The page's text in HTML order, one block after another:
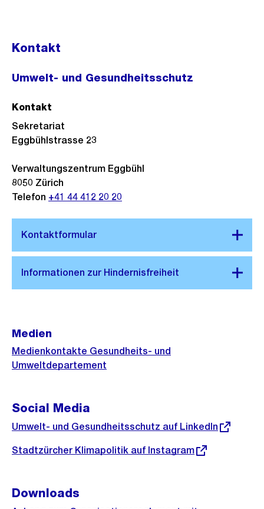
Kontakt
Umwelt- und Gesundheitsschutz
Kontakt
Sekretariat
Eggbühlstrasse 23
Verwaltungszentrum Eggbühl
8050 Zürich
Telefon +41 44 412 20 20
Medien
Medienkontakte Gesundheits- und
Umweltdepartement
Social Media
Externer
Umwelt- und Gesundheitsschutz auf LinkedIn
Externer
Stadtzürcher Klimapolitik auf Instagram
Downloads